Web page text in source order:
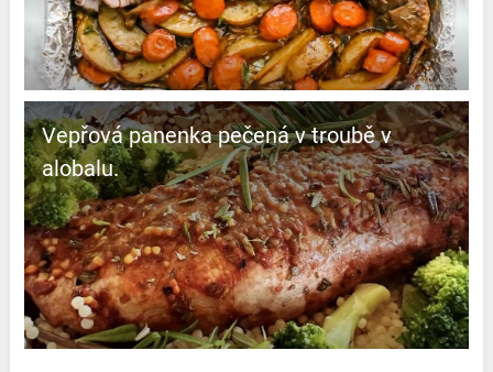
Vepřová panenka pečená v troubě v
alobalu.